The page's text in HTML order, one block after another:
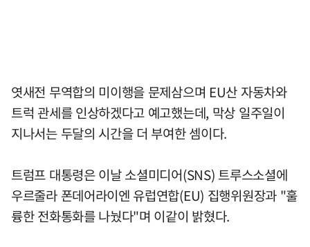
엿새전 무역합의 미이행을 문제삼으며 EU산 자동차와
트럭 관세를 인상하겠다고 예고했는데, 막상 일주일이
지나서는 두달의 시간을 더 부여한 셈이다.
트럼프 대통령은 이날 소셜미디어(SNS) 트루스소셜에
우르줄라 폰데어라이엔 유럽연합(EU) 집행위원장과 "훌
륭한 전화통화를 나눴다"며 이같이 밝혔다.